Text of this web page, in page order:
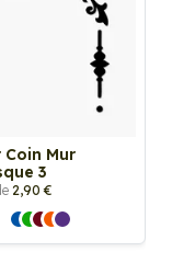
Mur
3
2,90 €